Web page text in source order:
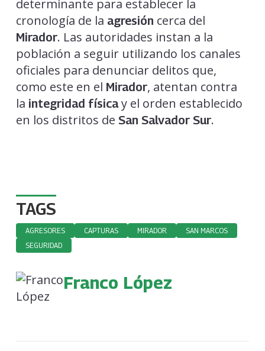
determinante para establecer la
cronología de la agresión cerca del
Mirador. Las autoridades instan a la
población a seguir utilizando los canales
oficiales para denunciar delitos que,
como este en el Mirador, atentan contra
la integridad físicay el orden establecido
en los distritos de San Salvador Sur.
TAGS
AGRESORES CAPTURAS MIRADOR
SAN MARCOS
SEGURIDAD
Franco López